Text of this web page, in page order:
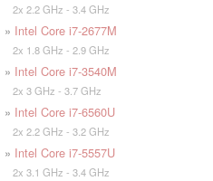
2x 2.2 GHz - 3.4 GHz
» Intel Core i7-2677M
2x 1.8 GHz - 2.9 GHz
» Intel Core i7-3540M
2x 3 GHz - 3.7 GHz
» Intel Core i7-6560U
2x 2.2 GHz - 3.2 GHz
» Intel Core i7-5557U
2x 3.1 GHz - 3.4 GHz